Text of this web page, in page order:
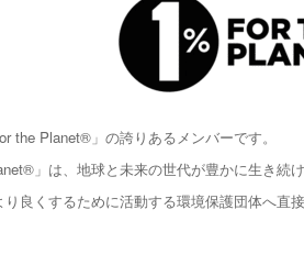
the Planet®︎」の誇りあるメンバーです。
」は、地球と未来の世代が豊かに生き
り良くするために活動する環境保護団体へ